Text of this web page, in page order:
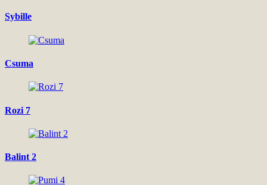
Sybille
Csuma
Rozi 7
Balint 2